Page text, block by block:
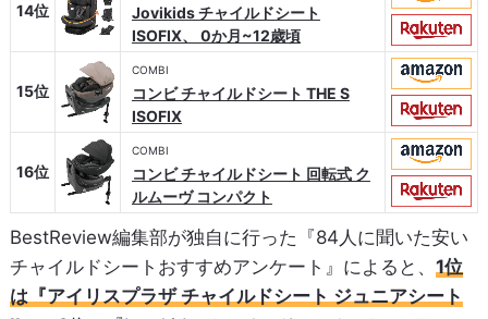
14位
Jovikids チャイルドシート
ISOFIX、 0か月~12歳頃
15位
COMBI
コンビ チャイルドシート THE S
ISOFIX
16位
COMBI
コンビ チャイルドシート 回転式 ク
ルムーヴ コンパクト
BestReview編集部が独自に行った『84人に聞いた安い
チャイルドシートおすすめアンケート』によると、 1位
は『アイリスプラザ チャイルドシート ジュニアシート